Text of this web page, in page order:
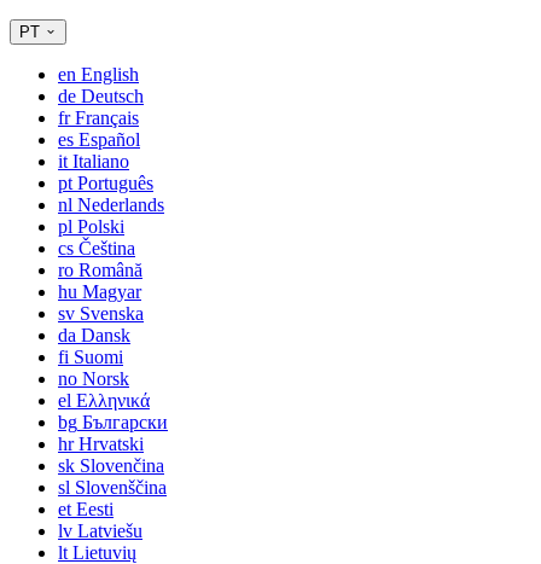
PT
en English
de Deutsch
frFrançais
es Español
it Italiano
pt Português
nl Nederlands
pl Polski
cs Čeština
ro Română
hu Magyar
sv Svenska
da Dansk
fi Suomi
no Norsk
el Ελληνικά
bg Български
hrHrvatski
sk Slovenčina
sl Slovenščina
et Eesti
lv Latviešu
lt Lietuvių